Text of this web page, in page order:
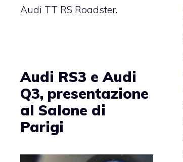
Audi TT RS Roadster.
Audi RS3 e Audi
Q3, presentazione
al Salone di
Parigi